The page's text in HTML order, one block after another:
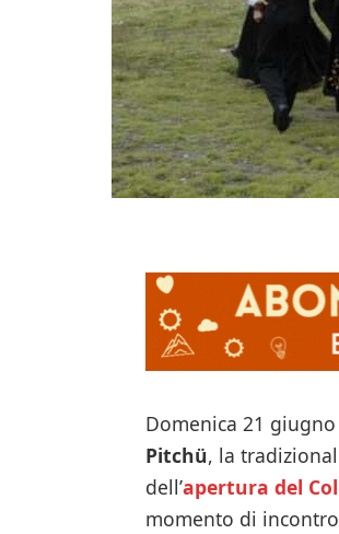
Domenica 21
Pitchü, la
dell’apertura del
momento di